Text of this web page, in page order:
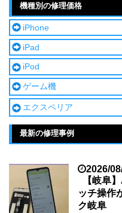
機種別の修理価格
iPhone
iPad
iPod
ゲーム機
エクスペリア
最新の修理事例
2026/
【岐阜
ッチ操作
ク岐阜